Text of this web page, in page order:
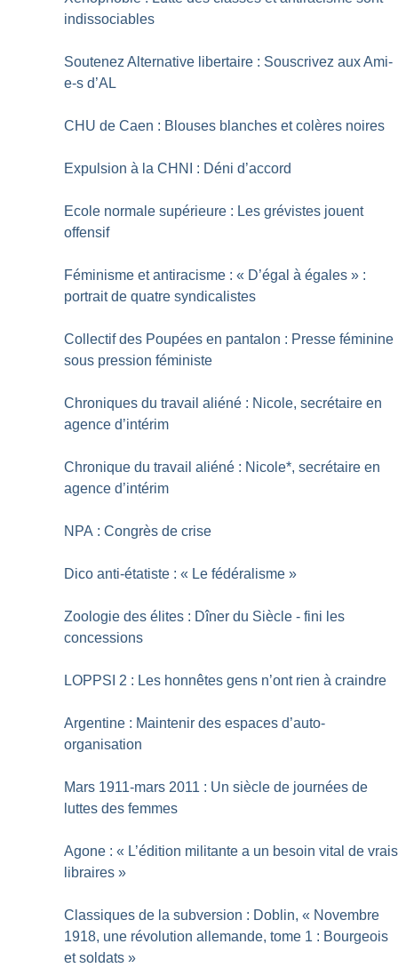
indissociables
Soutenez Alternative libertaire : Souscrivez aux Ami-
e-s d’AL
CHU de Caen : Blouses blanches et colères noires
Expulsion à la CHNI : Déni d’accord
Ecole normale supérieure : Les grévistes jouent
offensif
Féminisme et antiracisme : « D’égal à égales » :
portrait de quatre syndicalistes
Collectif des Poupées en pantalon : Presse féminine
sous pression féministe
Chroniques du travail aliéné : Nicole, secrétaire en
agence d’intérim
Chronique du travail aliéné : Nicole*, secrétaire en
agence d’intérim
NPA : Congrès de crise
Dico anti-étatiste : « Le fédéralisme »
Zoologie des élites : Dîner du Siècle - fini les
concessions
LOPPSI 2 : Les honnêtes gens n’ont rien à craindre
Argentine : Maintenir des espaces d’auto-
organisation
Mars 1911-mars 2011 : Un siècle de journées de
luttes des femmes
Agone : « L’édition militante a un besoin vital de vrais
libraires »
Classiques de la subversion : Doblin, « Novembre
1918, une révolution allemande, tome 1 : Bourgeois
et soldats »